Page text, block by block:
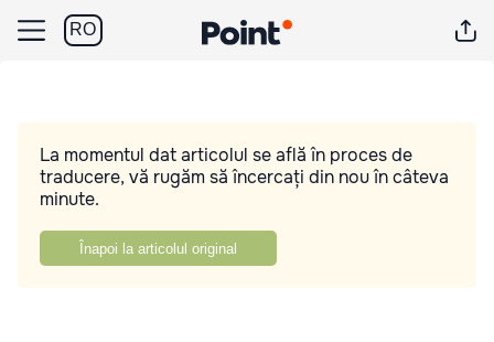
RO
La momentul dat articolul se află în proces de
traducere, vă rugăm să încercați din nou în câteva
minute.
Înapoi la articolul original